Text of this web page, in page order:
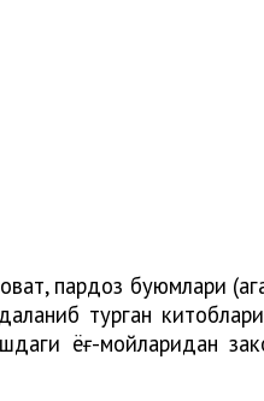
пардоз буюмлари
турган
ёғ-мойларидан